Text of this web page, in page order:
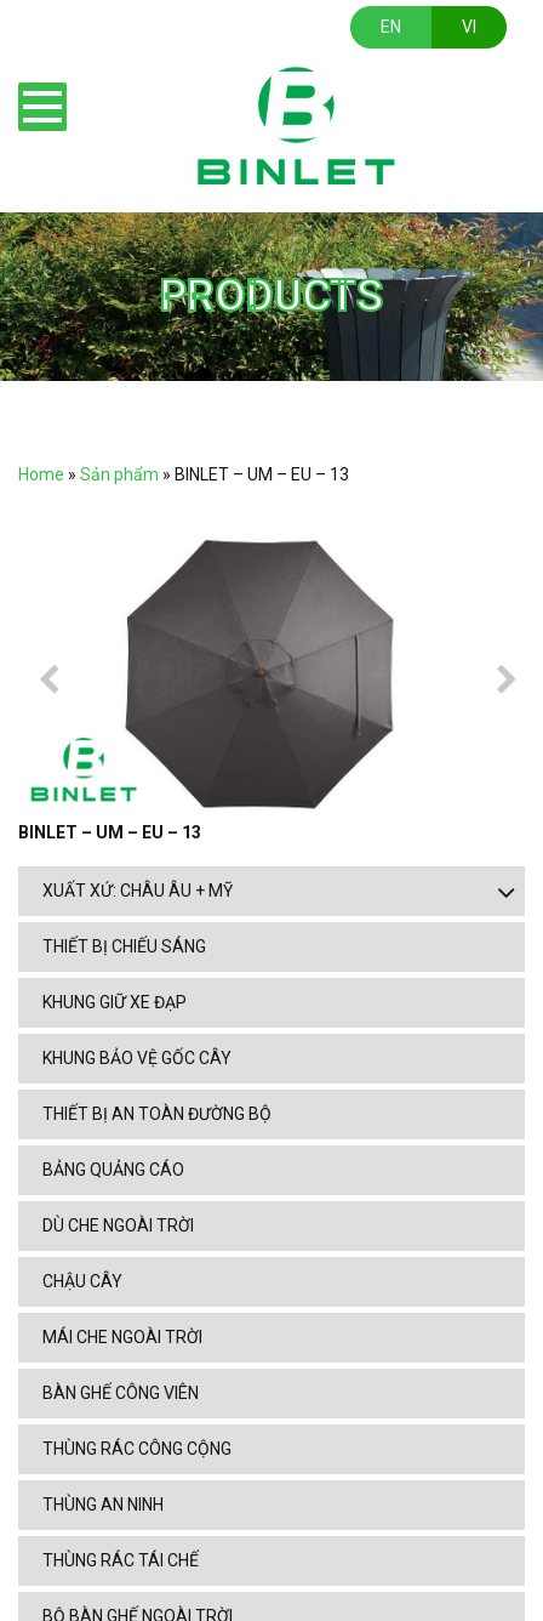
EN VI
PRODUCTS
Home » Sản phẩm » BINLET – UM – EU – 13
BINLET – UM – EU – 13
XUẤT XỨ: CHÂU ÂU + MỸ
THIẾT BỊ CHIẾU SÁNG
KHUNG GIỮ XE ĐẠP
KHUNG BẢO VỆ GỐC CÂY
THIẾT BỊ AN TOÀN ĐƯỜNG BỘ
BẢNG QUẢNG CÁO
DÙ CHE NGOÀI TRỜI
CHẬU CÂY
MÁI CHE NGOÀI TRỜI
BÀN GHẾ CÔNG VIÊN
THÙNG RÁC CÔNG CỘNG
THÙNG AN NINH
THÙNG RÁC TÁI CHẾ
BỘ BÀN GHẾ NGOÀI TRỜI